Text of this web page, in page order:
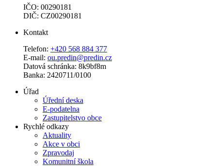
IČO: 00290181
DIČ: CZ00290181
Kontakt
Telefon: +420 568 884 377
E-mail: ou.predin@predin.cz
Datová schránka: 8k9bf8m
Banka: 2420711/0100
Úřad
Úřední deska
E-podatelna
Zastupitelstvo obce
Rychlé odkazy
Aktuality
Akce v obci
Zpravodaj
Komunitní škola